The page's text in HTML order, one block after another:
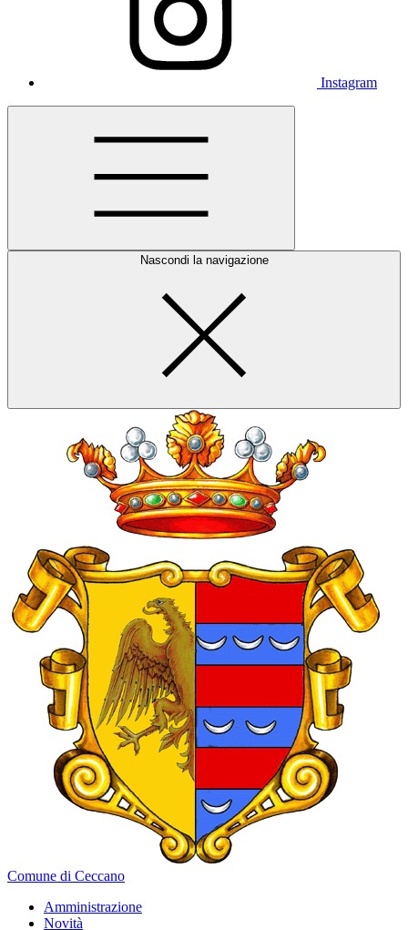
Instagram
Nascondi la navigazione
Comune di Ceccano
Amministrazione
Novità